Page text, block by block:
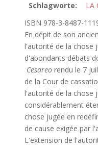
Schlagworte:
LA
ISBN 978-3-8487-
En dépit de son
l'autorité de la chose
d'abondants débats
Cesareo rendu le 7
de la Cour de
l'autorité de la chose
considérablement
chose jugée en
de cause exigée par
L'extension de